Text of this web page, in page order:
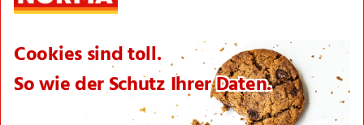
Filialnetz
Karriere
Verantwortung/CSR
NORMA News